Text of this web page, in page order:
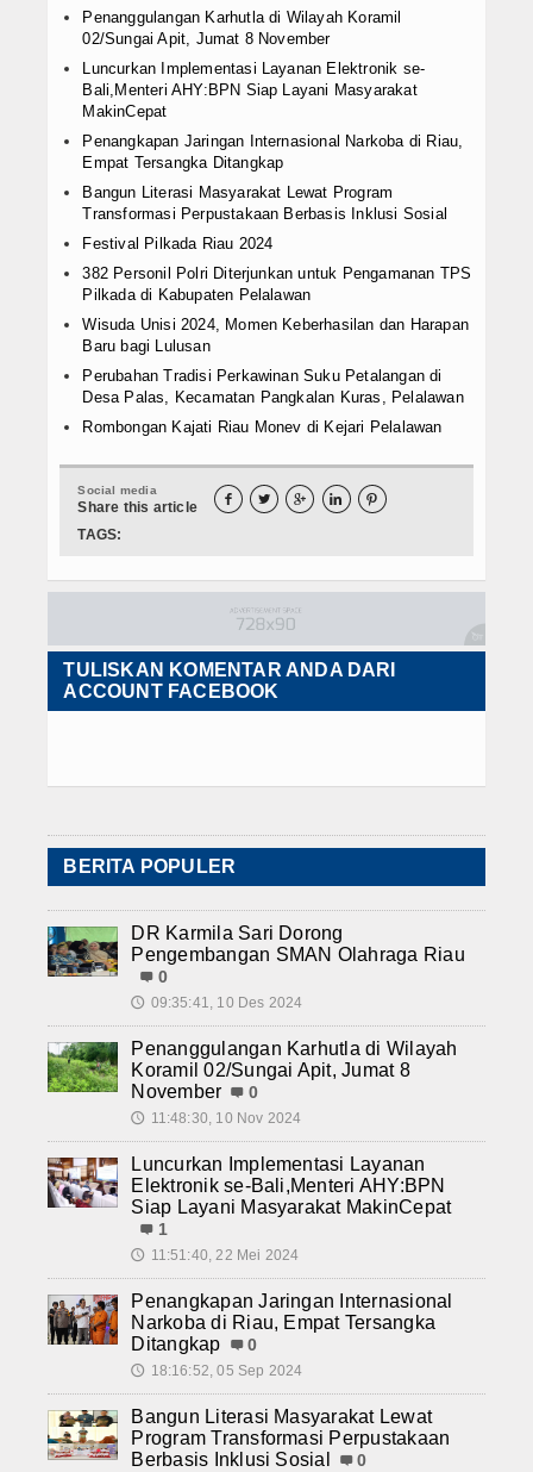
Penanggulangan Karhutla di Wilayah Koramil
02/Sungai Apit, Jumat 8 November
Luncurkan Implementasi Layanan Elektronik se-
Bali,Menteri AHY:BPN Siap Layani Masyarakat
MakinCepat
Penangkapan Jaringan Internasional Narkoba di Riau,
Empat Tersangka Ditangkap
Bangun Literasi Masyarakat Lewat Program
Transformasi Perpustakaan Berbasis Inklusi Sosial
Festival Pilkada Riau 2024
382 Personil Polri Diterjunkan untuk Pengamanan TPS
Pilkada di Kabupaten Pelalawan
Wisuda Unisi 2024, Momen Keberhasilan dan Harapan
Baru bagi Lulusan
Perubahan Tradisi Perkawinan Suku Petalangan di
Desa Palas, Kecamatan Pangkalan Kuras, Pelalawan
Rombongan Kajati Riau Monev di Kejari Pelalawan
Social media
Share this article     
TAGS:
TULISKAN KOMENTAR ANDA DARI
ACCOUNT FACEBOOK
BERITA POPULER
DR Karmila Sari Dorong
Pengembangan SMAN Olahraga Riau
0
🕔 09:35:41, 10 Des 2024
Penanggulangan Karhutla di Wilayah
Koramil 02/Sungai Apit, Jumat 8
November
0
🕔 11:48:30, 10 Nov 2024
Luncurkan Implementasi Layanan
Elektronik se-Bali,Menteri AHY:BPN
Siap Layani Masyarakat MakinCepat
1
🕔 11:51:40, 22 Mei 2024
Penangkapan Jaringan Internasional
Narkoba di Riau, Empat Tersangka
Ditangkap
0
🕔 18:16:52, 05 Sep 2024
Bangun Literasi Masyarakat Lewat
Program Transformasi Perpustakaan
Berbasis Inklusi Sosial
0